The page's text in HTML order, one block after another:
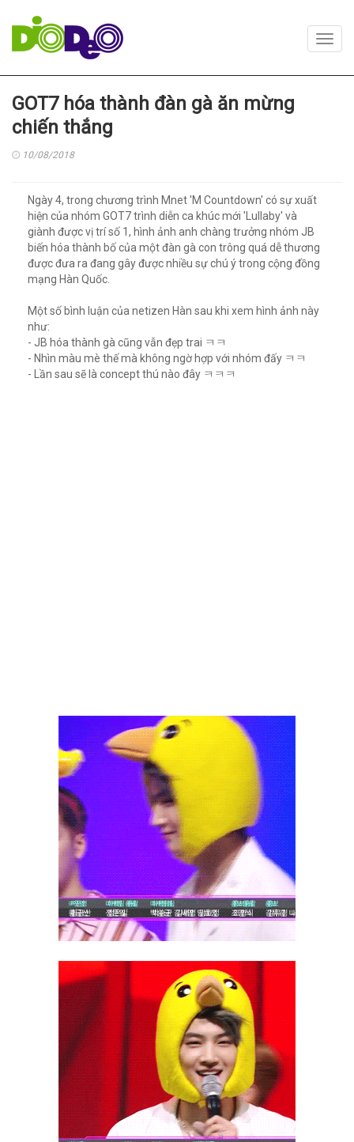
GOT7 hóa thành đàn gà ăn mừng
chiến thắng
10/08/2018
Ngày 4, trong chương trình Mnet 'M Countdown' có sự xuất
hiện của nhóm GOT7 trình diễn ca khúc mới 'Lullaby' và
giành được vị trí số 1, hình ảnh anh chàng trưởng nhóm JB
biến hóa thành bố của một đàn gà con trông quá dễ thương
được đưa ra đang gây được nhiều sự chú ý trong cộng đồng
mạng Hàn Quốc.
Một số bình luận của netizen Hàn sau khi xem hình ảnh này
như:
- JB hóa thành gà cũng vẫn đẹp trai ㅋㅋ
- Nhìn màu mè thế mà không ngờ hợp với nhóm đấy ㅋㅋ
- Lần sau sẽ là concept thú nào đây ㅋㅋㅋ